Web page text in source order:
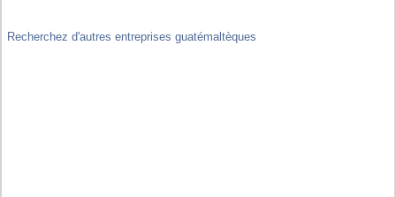
Recherchez d'autres entreprises guatémaltèques